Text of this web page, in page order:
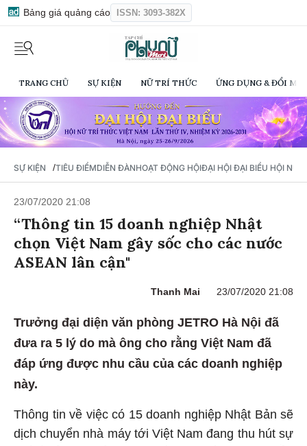
Bảng giá quảng cáo ISSN: 3093-382X
TRANG CHỦ SỰ KIỆN NỮ TRÍ THỨC ỨNG DỤNG & ĐỔI
SỰ KIỆN /TIÊU ĐIỂMDIỄN ĐÀNHOẠT ĐỘNG HỘIĐẠI HỘI ĐẠI BIỂU HỘI NỮ
23/07/2020 21:08
“Thông tin 15 doanh nghiệp Nhật
chọn Việt Nam gây sốc cho các nước
ASEAN lân cận"
Thanh Mai 23/07/2020 21:08
Trưởng đại diện văn phòng JETRO Hà Nội đã
đưa ra 5 lý do mà ông cho rằng Việt Nam đã
đáp ứng được nhu cầu của các doanh nghiệp
này.
Thông tin về việc có 15 doanh nghiệp Nhật Bản sẽ
dịch chuyển nhà máy tới Việt Nam đang thu hút sự